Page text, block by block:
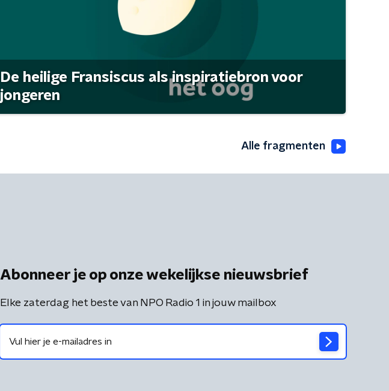
De heilige Fransiscus als inspiratiebron voor
jongeren
Alle fragmenten
Abonneer je op onze wekelijkse nieuwsbrief
Elke zaterdag het beste van NPO Radio 1 in jouw mailbox